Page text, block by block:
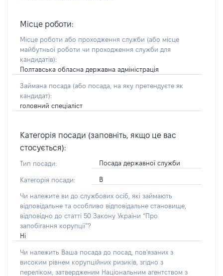
Місце роботи:
Місце роботи або проходження служби (або місце
майбутньої роботи чи проходження служби для
кандидатів):
Полтавська обласна державна адміністрація
Займана посада (або посада, на яку претендуєте як
кандидат):
головний спеціаліст
Категорія посади (заповніть, якщо це вас
стосується):
Тип посади: Посада державної служби
Категорія посади: В
Чи належите ви до службових осіб, які займають
відповідальне та особливо відповідальне становище,
відповідно до статті 50 Закону України “Про
запобігання корупції”?
Ні
Чи належить Ваша посада до посад, пов'язаних з
високим рівнем корупційних ризиків, згідно з
переліком, затвердженим Національним агентством з